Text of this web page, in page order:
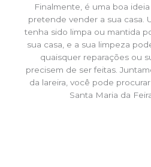
Finalmente, é uma boa
pretende vender a sua casa.
tenha sido limpa ou mantida
sua casa, e a sua limpeza
quaisquer reparações ou
precisem de ser feitas.
da lareira, você pode
Santa Maria da